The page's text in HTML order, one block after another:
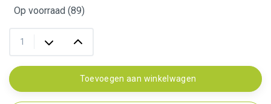
Op voorraad (89)
Toevoegen aan winkelwagen